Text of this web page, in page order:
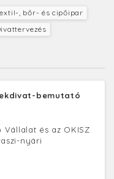
, bőr- és cipőipar
bemutató
és az OKISZ
nyári